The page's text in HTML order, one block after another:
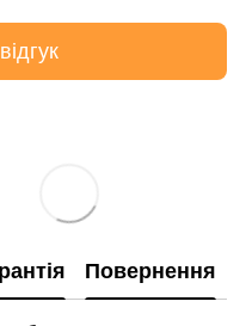
Повернення